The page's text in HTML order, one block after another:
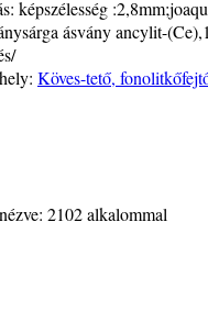
képszélesség
ásvány ancylit-
Köves-tető,
2102 alkalommal